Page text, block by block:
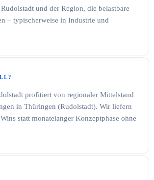
und der Region, die belastbare
– typischerweise in Industrie und
profitiert von regionaler Mittelstand
in Thüringen (Rudolstadt). Wir liefern
statt monatelanger Konzeptphase ohne